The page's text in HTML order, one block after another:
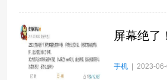
屏幕绝了
手机 | 2023-